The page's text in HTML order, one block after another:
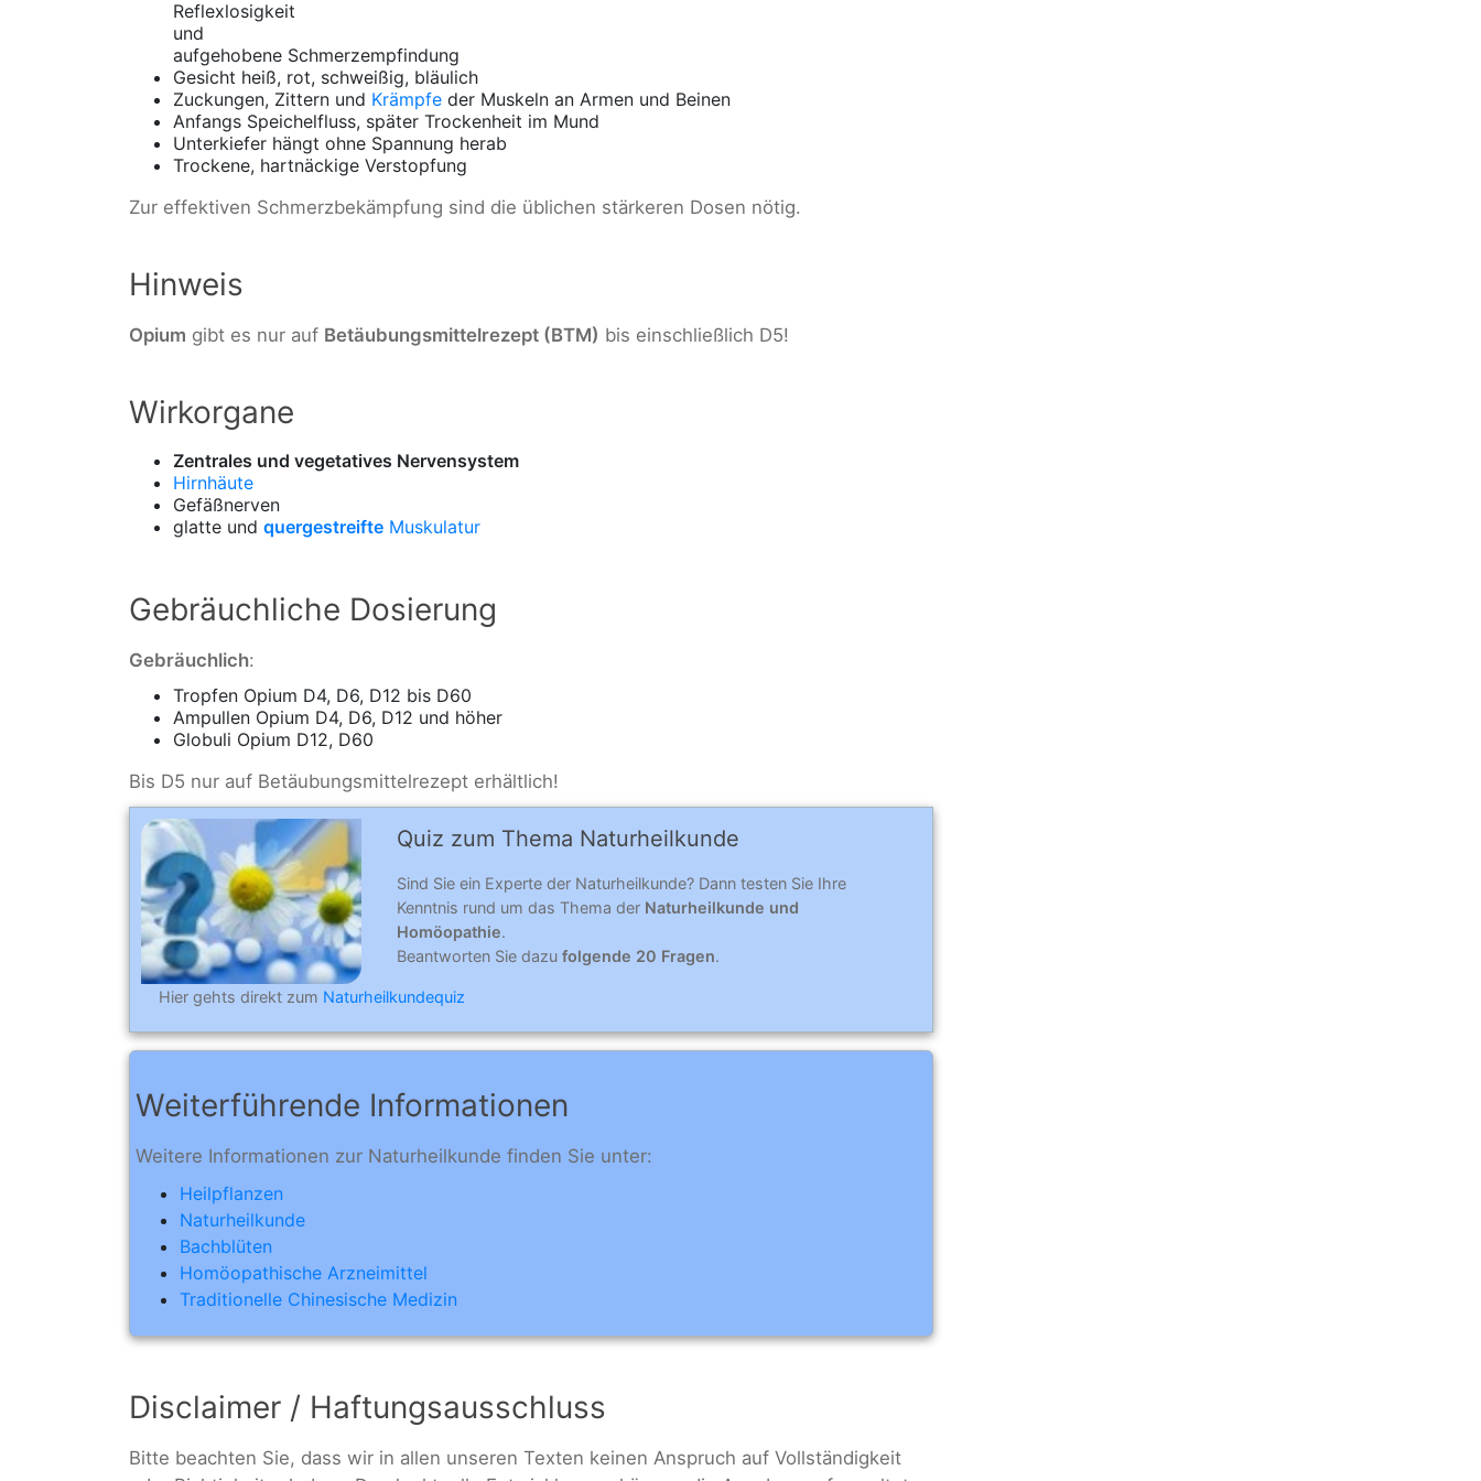
Reflexlosigkeit
und
aufgehobene Schmerzempfindung
Gesicht heiß, rot, schweißig, bläulich
Zuckungen, Zittern und Krämpfe der Muskeln an Armen und Beinen
Anfangs Speichelfluss, später Trockenheit im Mund
Unterkiefer hängt ohne Spannung herab
Trockene, hartnäckige Verstopfung
Zur effektiven Schmerzbekämpfung sind die üblichen stärkeren Dosen nötig.
Hinweis
Opium gibt es nur auf Betäubungsmittelrezept (BTM) bis einschließlich D5!
Wirkorgane
Zentrales und vegetatives Nervensystem
Hirnhäute
Gefäßnerven
glatte und quergestreifte Muskulatur
Gebräuchliche Dosierung
Gebräuchlich:
Tropfen Opium D4, D6, D12 bis D60
Ampullen Opium D4, D6, D12 und höher
Globuli Opium D12, D60
Bis D5 nur auf Betäubungsmittelrezept erhältlich!
Quiz zum Thema Naturheilkunde
Sind Sie ein Experte der Naturheilkunde? Dann testen Sie Ihre
Kenntnis rund um das Thema der Naturheilkunde und
Homöopathie.
Beantworten Sie dazu folgende 20 Fragen.
Hier gehts direkt zum Naturheilkundequiz
Weiterführende Informationen
Weitere Informationen zur Naturheilkunde finden Sie unter:
Heilpflanzen
Naturheilkunde
Bachblüten
Homöopathische Arzneimittel
Traditionelle Chinesische Medizin
Disclaimer / Haftungsausschluss
Bitte beachten Sie, dass wir in allen unseren Texten keinen Anspruch auf Vollständigkeit